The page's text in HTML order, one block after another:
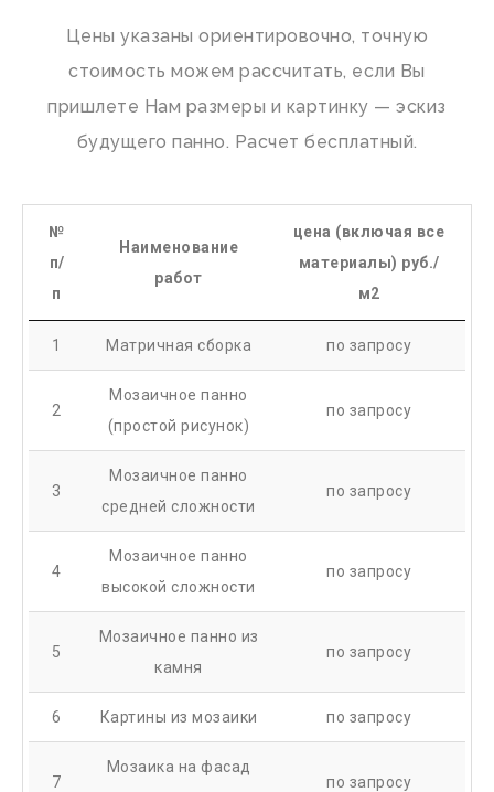
Цены указаны ориентировочно, точную
стоимость можем рассчитать, если Вы
пришлете Нам размеры и картинку — эскиз
будущего панно. Расчет бесплатный.
№
п/
п
Наименование
работ
цена (включая все
материалы) руб./
м2
1 Матричная сборка по запросу
2
Мозаичное панно
(простой рисунок)
по запросу
3
Мозаичное панно
средней сложности
по запросу
4
Мозаичное панно
высокой сложности
по запросу
5
Мозаичное панно из
камня
по запросу
6 Картины из мозаики по запросу
7
Мозаика на фасад
по запросу